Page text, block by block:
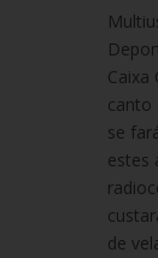
Caixa
canto
se
estes
de